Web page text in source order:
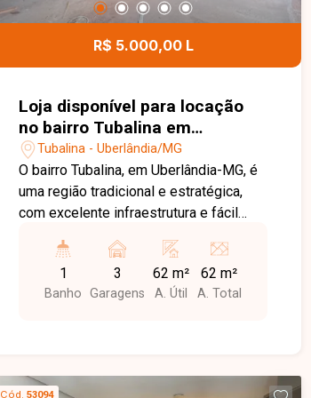
R$ 5.000,00 L
Loja disponível para locação
no bairro Tubalina em
Uberlândia-MG
Tubalina - Uberlândia/MG
O bairro Tubalina, em Uberlândia-MG, é
uma região tradicional e estratégica,
com excelente infraestrutura e fácil
Localizado próximo a comércios,
supermercados, escolas, farmácias e
diversos serviços, oferece praticidade
aproximadamente 62m² de área
1
Banho
3
Garagens
62 m²
A. Útil
62 m²
A. Total
Cód. 53094